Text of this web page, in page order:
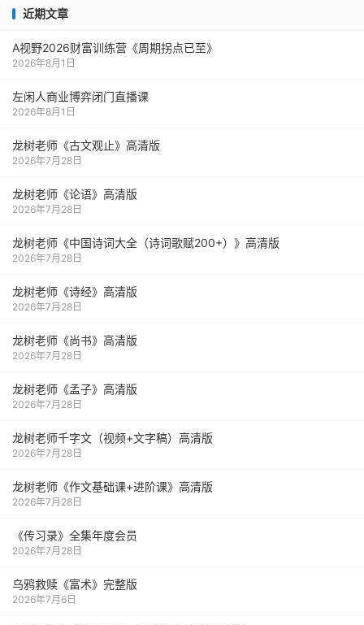
近期文章
A视野2026财富训练营《周期拐点已至》
2026年8月1日
左闲人商业博弈闭门直播课
2026年8月1日
龙树老师《古文观止》高清版
2026年7月28日
龙树老师《论语》高清版
2026年7月28日
龙树老师《中国诗词大全（诗词歌赋200+）》高清版
2026年7月28日
龙树老师《诗经》高清版
2026年7月28日
龙树老师《尚书》高清版
2026年7月28日
龙树老师《孟子》高清版
2026年7月28日
龙树老师千字文（视频+文字稿）高清版
2026年7月28日
龙树老师《作文基础课+进阶课》高清版
2026年7月28日
《传习录》全集年度会员
2026年7月28日
乌鸦救赎《富术》完整版
2026年7月6日